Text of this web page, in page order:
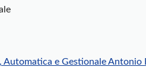
e Gestionale Antonio